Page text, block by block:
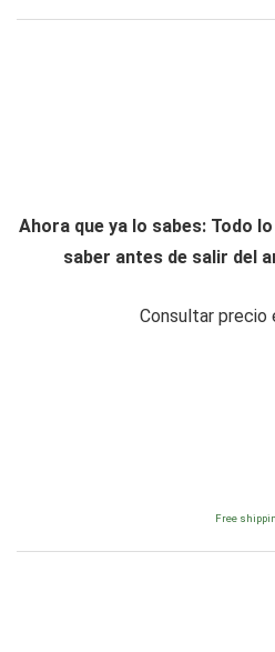
Ahora que ya lo sabes: Todo
saber antes de salir del
Consultar precio
Free